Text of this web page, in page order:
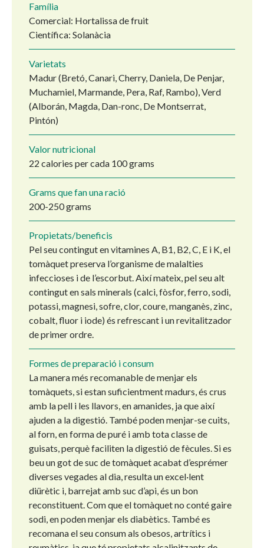
Família
Comercial: Hortalissa de fruit
Científica: Solanàcia
Varietats
Madur (Bretó, Canari, Cherry, Daniela, De Penjar,
Muchamiel, Marmande, Pera, Raf, Rambo), Verd
(Alborán, Magda, Dan-ronc, De Montserrat,
Pintón)
Valor nutricional
22 calories per cada 100 grams
Grams que fan una ració
200-250 grams
Propietats/beneficis
Pel seu contingut en vitamines A, B1, B2, C, E i K, el
tomàquet preserva l’organisme de malalties
infeccioses i de l’escorbut. Així mateix, pel seu alt
contingut en sals minerals (calci, fòsfor, ferro, sodi,
potassi, magnesi, sofre, clor, coure, manganès, zinc,
cobalt, fluor i iode) és refrescant i un revitalitzador
de primer ordre.
Formes de preparació i consum
La manera més recomanable de menjar els
tomàquets, si estan suficientment madurs, és crus
amb la pell i les llavors, en amanides, ja que així
ajuden a la digestió. També poden menjar-se cuits,
al forn, en forma de puré i amb tota classe de
guisats, perquè faciliten la digestió de fècules. Si es
beu un got de suc de tomàquet acabat d’esprémer
diverses vegades al dia, resulta un excel·lent
diürètic i, barrejat amb suc d’api, és un bon
reconstituent. Com que el tomàquet no conté gaire
sodi, en poden menjar els diabètics. També es
recomana el seu consum als obesos, artrítics i